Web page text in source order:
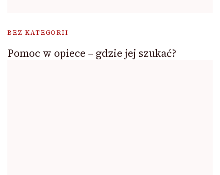
BEZ KATEGORII
Pomoc w opiece – gdzie jej szukać?